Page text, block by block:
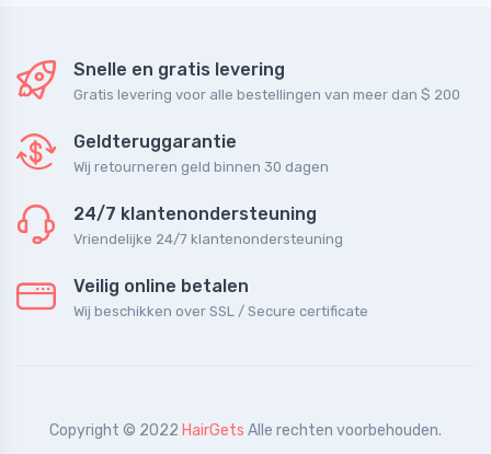
Snelle en gratis levering
Gratis levering voor alle bestellingen van meer dan $ 200
Geldteruggarantie
Wij retourneren geld binnen 30 dagen
24/7 klantenondersteuning
Vriendelijke 24/7 klantenondersteuning
Veilig online betalen
Wij beschikken over SSL / Secure сertificate
Copyright © 2022 HairGets Alle rechten voorbehouden.